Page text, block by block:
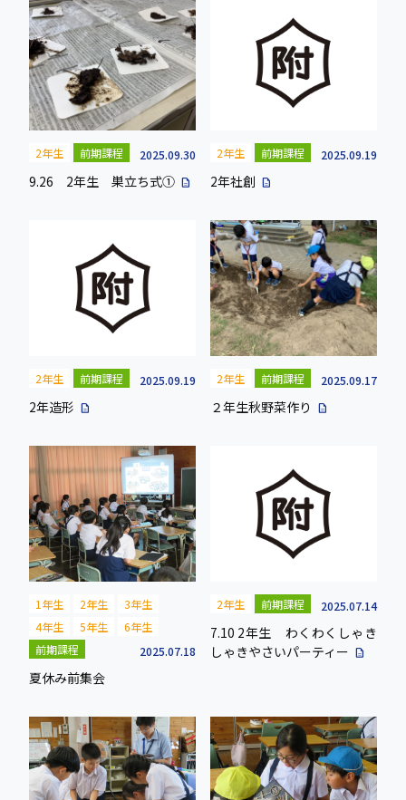
2年生 前期課程 2025.09.30
9.26 2年生 巣立ち式① description
2年生 前期課程 2025.09.19
2年社創 description
2年生 前期課程 2025.09.19
2年造形 description
2年生 前期課程 2025.09.17
２年生秋野菜作り description
1年生 2年生
3年生
4年生
5年生
6年生
前期課程
2025.07.18
夏休み前集会
2年生 前期課程 2025.07.14
7.10 2年生 わくわくしゃき
しゃきやさいパーティー description